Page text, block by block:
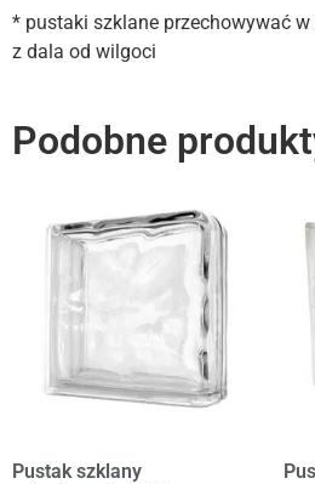
* pustaki szklane przechowywać
z dala od wilgoci
Podobne
Pustak szklany